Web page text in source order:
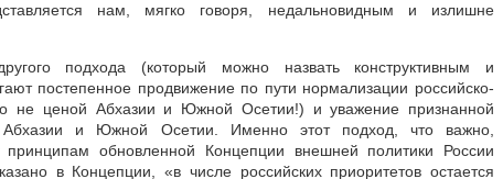
нам, мягко говоря, недальновидным и излишне
подхода (который можно назвать конструктивным и
постепенное продвижение по пути нормализации российско-
не ценой Абхазии и Южной Осетии!) и уважение признанной
Абхазии и Южной Осетии. Именно этот подход, что важно,
принципам обновленной Концепции внешней политики России
в Концепции, «в числе российских приоритетов остается